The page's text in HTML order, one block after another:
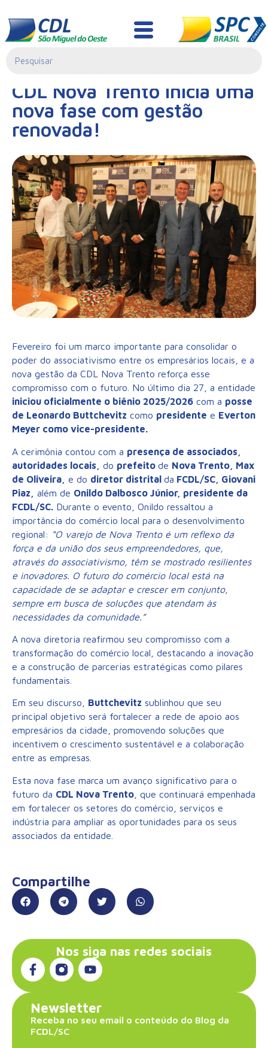
Notícias
CDL Nova Trento inicia uma
nova fase com gestão
renovada!
Fevereiro foi um marco importante para consolidar o
poder do associativismo entre os empresários locais, e a
nova gestão da CDL Nova Trento reforça esse
compromisso com o futuro. No último dia 27, a entidade
iniciou oficialmente o biênio 2025/2026 com a posse
de Leonardo Buttchevitz como presidente e Everton
Meyer como vice-presidente.
A cerimônia contou com a presença de associados,
autoridades locais,
do prefeito de Nova Trento, Max
de Oliveira,
e do diretor distrital da FCDL/SC, Giovani
Piaz,
além de Onildo Dalbosco Júnior, presidente da
FCDL/SC. Durante o evento, Onildo ressaltou a
importância do comércio local para o desenvolvimento
regional: “O varejo de Nova Trento é um reflexo da
força e da união dos seus empreendedores, que,
através do associativismo, têm se mostrado resilientes
e inovadores. O futuro do comércio local está na
capacidade de se adaptar e crescer em conjunto,
sempre em busca de soluções que atendam às
necessidades da comunidade.”
A nova diretoria reafirmou seu compromisso com a
transformação do comércio local, destacando a inovação
e a construção de parcerias estratégicas como pilares
fundamentais.
Em seu discurso, Buttchevitz sublinhou que seu
principal objetivo será fortalecer a rede de apoio aos
empresários da cidade, promovendo soluções que
incentivem o crescimento sustentável e a colaboração
entre as empresas.
Esta nova fase marca um avanço significativo para o
futuro da CDL Nova Trento , que continuará empenhada
em fortalecer os setores do comércio, serviços e
indústria para ampliar as oportunidades para os seus
associados da entidade.
Compartilhe
Nos siga nas redes sociais
Newsletter
Receba no seu email o conteúdo do Blog da
FCDL/SC